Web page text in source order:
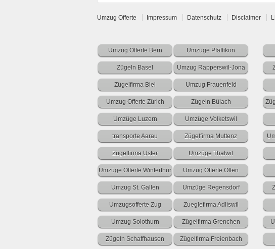
Umzug Offerte Impressum Datenschutz Disclaimer
Umzug Offerte Bern
Zügeln Basel
Zügelfirma Biel
Umzug Offerte Zürich
Umzüge Luzern
transporte Aarau
Zügelfirma Uster
Umzüge Offerte Winterthur
Umzug St. Gallen
Umzugsofferte Zug
Umzug Solothurn
Zügeln Schaffhausen
Umzüge Pfäffikon
Umzug Rapperswil-Jona
Umzug Frauenfeld
Zügeln Bülach
Umzüge Volketswil
Zügelfirma Muttenz
Umzüge Thalwil
Umzug Offerte Olten
Umzüge Regensdorf
Zueglefirma Adliswil
Zügelfirma Grenchen
Zügelfirma Freienbach